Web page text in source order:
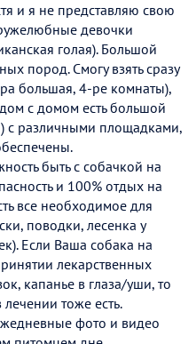
и я не представляю свою
девочки
голая). Большой
пород. Смогу взять сразу
большая, 4-ре комнаты),
с домом есть большой
с различными площадками,
быть с собачкой на
и 100% отдых на
все необходимое для
поводки, лесенка у
Если Ваша собака на
лекарственных
капанье в глаза/уши, то
тоже есть.
фото и видео